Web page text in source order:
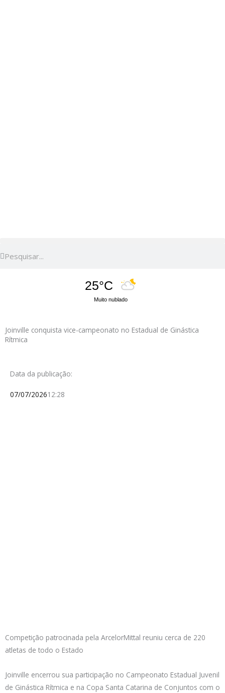
25°C
Muito nublado
Joinville conquista vice-campeonato no Estadual de Ginástica
Rítmica
Data da publicação:
07/07/202612:28
Competição patrocinada pela ArcelorMittal reuniu cerca de 220
atletas de todo o Estado
Joinville encerrou sua participação no Campeonato Estadual Juvenil
de Ginástica Rítmica e na Copa Santa Catarina de Conjuntos com o